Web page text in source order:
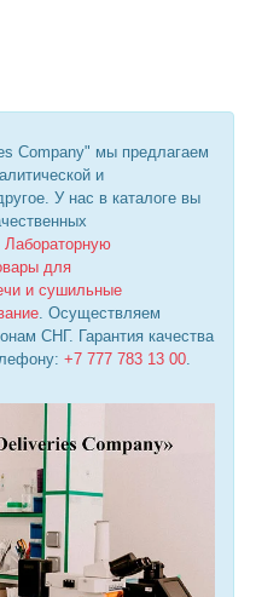
Company" мы предлагаем
и
У нас в каталоге вы
Лабораторную
для
и сушильные
. Осуществляем
СНГ. Гарантия качества
+7 777 783 13 00